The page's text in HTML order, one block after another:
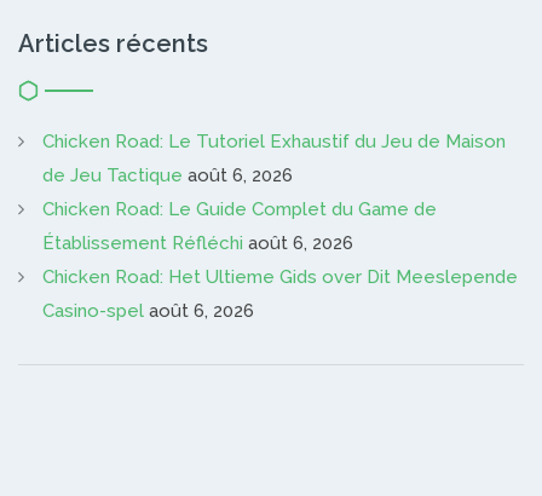
Articles récents
Chicken Road: Le Tutoriel Exhaustif du Jeu de Maison
de Jeu Tactique août 6, 2026
Chicken Road: Le Guide Complet du Game de
Établissement Réfléchi août 6, 2026
Chicken Road: Het Ultieme Gids over Dit Meeslepende
Casino-spel août 6, 2026